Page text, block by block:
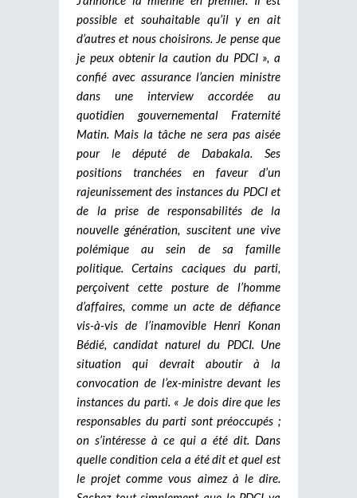
possible et souhaitable qu’il y en ait
d’autres et nous choisirons. Je pense que
je peux obtenir la caution du PDCI », a
confié avec assurance l’ancien ministre
dans une interview accordée au
quotidien gouvernemental Fraternité
Matin. Mais la tâche ne sera pas aisée
pour le député de Dabakala. Ses
positions tranchées en faveur d’un
rajeunissement des instances du PDCI et
de la prise de responsabilités de la
nouvelle génération, suscitent une vive
polémique au sein de sa famille
politique. Certains caciques du parti,
perçoivent cette posture de l’homme
d’affaires, comme un acte de défiance
vis-à-vis de l’inamovible Henri Konan
Bédié, candidat naturel du PDCI. Une
situation qui devrait aboutir à la
convocation de l’ex-ministre devant les
instances du parti. « Je dois dire que les
responsables du parti sont préoccupés ;
on s’intéresse à ce qui a été dit. Dans
quelle condition cela a été dit et quel est
le projet comme vous aimez à le dire.